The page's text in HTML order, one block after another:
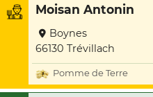
Moisan Antonin
Boynes
66130 Trévillach
Pomme de Terre